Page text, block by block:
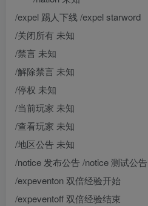
/expel 踢人下线 /expel starword
/关闭所有 未知
/禁言 未知
/解除禁言 未知
/停权 未知
/当前玩家 未知
/查看玩家 未知
/地区公告 未知
/notice 发布公告 /notice 测试公告
/expeventon 双倍经验开始
/expeventoff 双倍经验结束